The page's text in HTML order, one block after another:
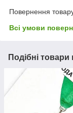
Повернення
Всі умови
Подібні товари